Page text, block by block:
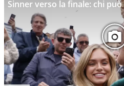
Sinner verso la finale: chi